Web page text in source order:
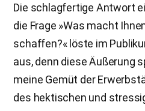
Die schlagfertige Antwort
die Frage »Was macht
schaffen?« löste im
aus, denn diese Äußerung
meine Gemüt der
des hektischen und